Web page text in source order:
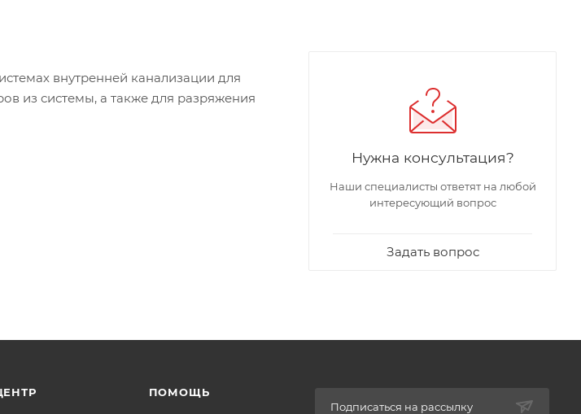
внутренней канализации для
из системы, а также для разряжения
Нужна консультация?
Наши специалисты ответят на любой
интересующий вопрос
Задать вопрос
ПОМОЩЬ
Подписаться на рассылку